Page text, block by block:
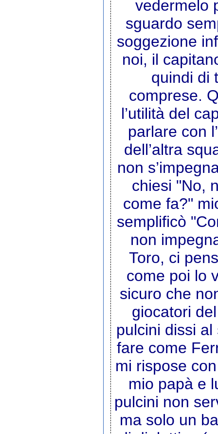
vedermelo
sguardo
soggezione
noi, il
quindi di
comprese.
l’utilità del
parlare con
dell’altra
non
chiesi "No,
come fa?"
semplificò
non
Toro, ci
come poi lo
sicuro che
giocatori
pulcini dissi
fare come
mi rispose
mio papà e
pulcini non
ma solo un